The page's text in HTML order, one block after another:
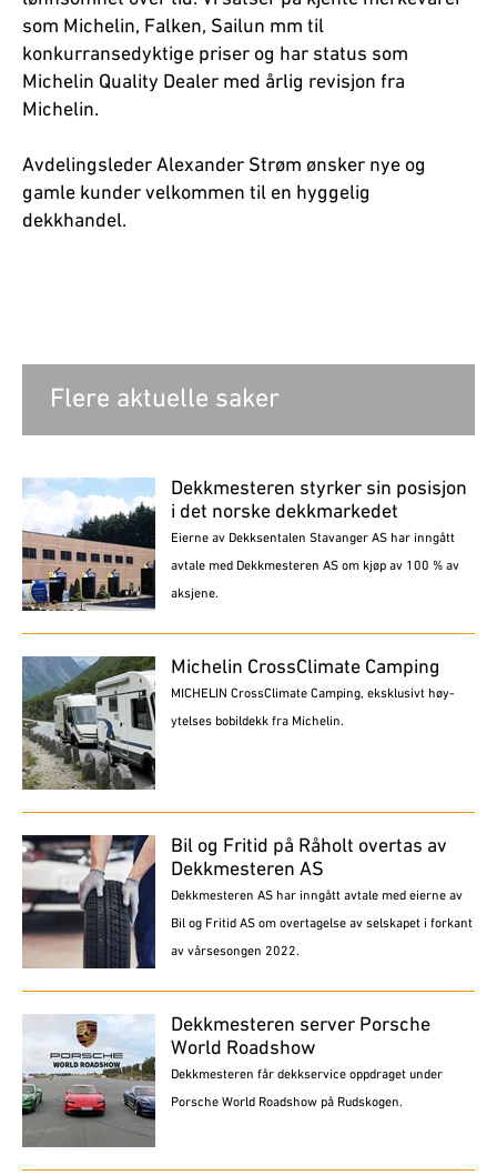
som Michelin, Falken, Sailun mm til
konkurransedyktige priser og har status som
Michelin Quality Dealer med årlig revisjon fra
Michelin.
Avdelingsleder Alexander Strøm ønsker nye og
gamle kunder velkommen til en hyggelig
dekkhandel.
Flere aktuelle saker
Dekkmesteren styrker sin posisjon
i det norske dekkmarkedet
Eierne av Dekksentalen Stavanger AS har inngått
avtale med Dekkmesteren AS om kjøp av 100 % av
aksjene.
Michelin CrossClimate Camping
MICHELIN CrossClimate Camping, eksklusivt høy-
ytelses bobildekk fra Michelin.
Bil og Fritid på Råholt overtas av
Dekkmesteren AS
Dekkmesteren AS har inngått avtale med eierne av
Bil og Fritid AS om overtagelse av selskapet i forkant
av vårsesongen 2022.
Dekkmesteren server Porsche
World Roadshow
Dekkmesteren får dekkservice oppdraget under
Porsche World Roadshow på Rudskogen.